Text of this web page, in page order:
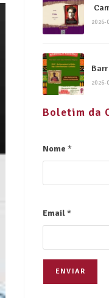
2026-
2026-
Boletim da
Nome *
Email*
ENVIAR